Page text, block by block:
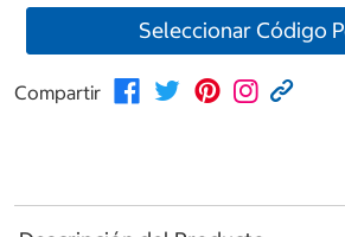
Seleccionar Código
Compartir